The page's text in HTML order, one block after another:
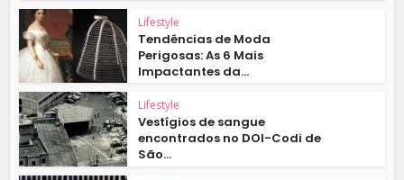
Lifestyle
Tendências de Moda
Perigosas: As 6 Mais
Impactantes da...
Lifestyle
Vestígios de sangue
encontrados no DOI-Codi de
São...